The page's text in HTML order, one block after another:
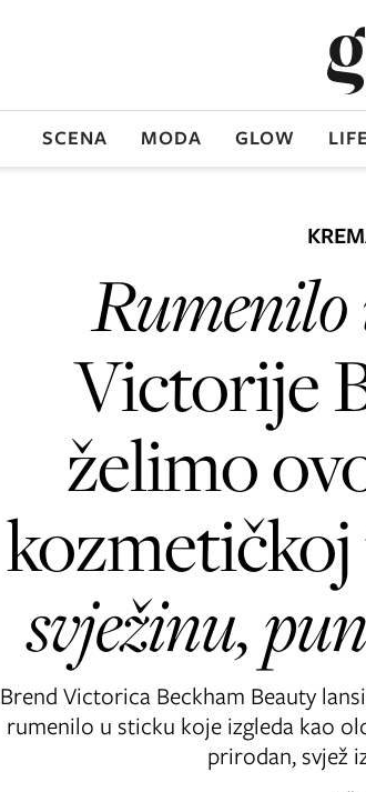
SCENA MODA GLOW
Rumenilo
Victorije
želimo
svježinu,
Brend Victorica Beckham Beauty
rumenilo u sticku koje izgleda kao
prirodan, svjež